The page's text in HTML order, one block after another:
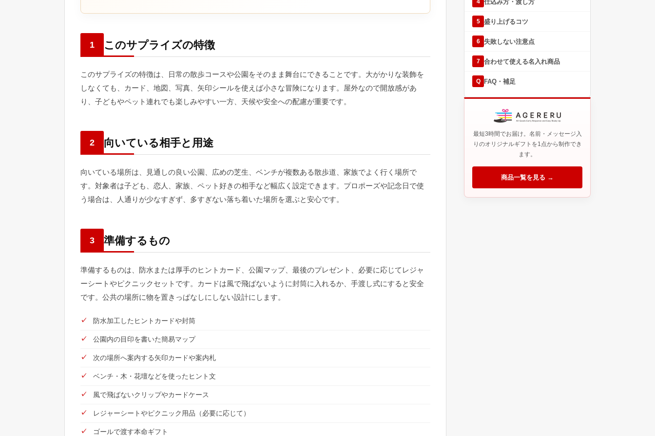
1 このサプライズの特徴
このサプライズの特徴は、日常の散歩コースや公園をそのまま舞台にできることです。大がかりな装飾を
しなくても、カード、地図、写真、矢印シールを使えば小さな冒険になります。屋外なので開放感があ
り、子どもやペット連れでも楽しみやすい一方、天候や安全への配慮が重要です。
2 向いている相手と用途
向いている場所は、見通しの良い公園、広めの芝生、ベンチが複数ある散歩道、家族でよく行く場所で
す。対象者は子ども、恋人、家族、ペット好きの相手など幅広く設定できます。プロポーズや記念日で使
う場合は、人通りが少なすぎず、多すぎない落ち着いた場所を選ぶと安心です。
3 準備するもの
準備するものは、防水または厚手のヒントカード、公園マップ、最後のプレゼント、必要に応じてレジャ
ーシートやピクニックセットです。カードは風で飛ばないように封筒に入れるか、手渡し式にすると安全
です。公共の場所に物を置きっぱなしにしない設計にします。
防水加工したヒントカードや封筒
公園内の目印を書いた簡易マップ
次の場所へ案内する矢印カードや案内札
ベンチ・木・花壇などを使ったヒント文
風で飛ばないクリップやカードケース
レジャーシートやピクニック用品（必要に応じて）
ゴールで渡す本命ギフト
4 仕込み方・渡し方
5 盛り上げるコツ
6 失敗しない注意点
7 合わせて使える名入れ商品
Q FAQ・補足
最短3時間でお届け。名前・メッセージ入
りのオリジナルギフトを1点から制作でき
ます。
商品一覧を見る →